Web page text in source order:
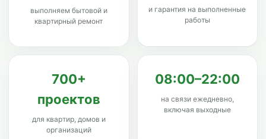
выполняем бытовой и
квартирный ремонт
и гарантия на выполненные
работы
700+
проектов
для квартир, домов и
организаций
08:00–22:00
на связи ежедневно,
включая выходные